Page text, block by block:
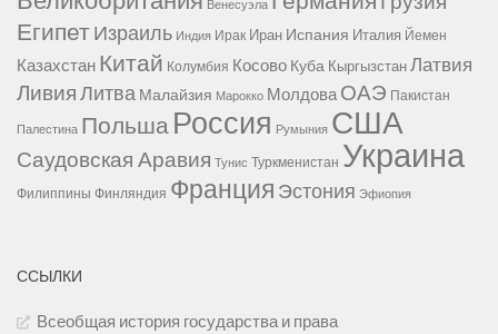
Венесуэла
ЕгипетИзраиль Индия Ирак Иран Испания Италия Йемен
Казахстан Китай Колумбия Косово Куба Кыргызстан Латвия
ЛивияЛитва Малайзия Марокко Молдова ОАЭ Пакистан
Палестина Польша Россия Румыния США
Саудовская Аравия Тунис Туркменистан Украина
Филиппины Финляндия Франция Эстония Эфиопия
ССЫЛКИ
Всеобщая история государства и права